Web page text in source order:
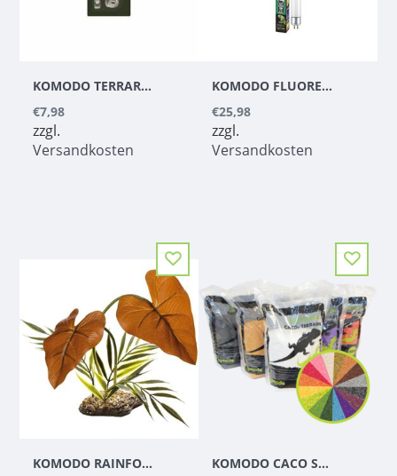
KOMODO TERRARIUM LOCK
€7,98
zzgl.
Versandkosten
KOMODO FLUORESCENT T8 BULB UVB 5%
€25,98
zzgl.
Versandkosten
KOMODO RAINFOREST CANOPY 38CM
KOMODO CACO SAND PURPLE 4KG